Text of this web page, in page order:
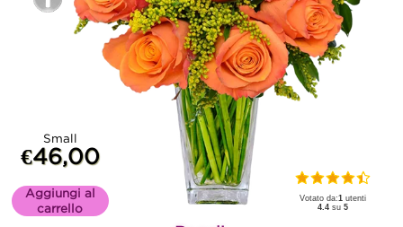
Small
€46,00
Aggiungi al
carrello
Votato da:1 utenti
4.4 su5